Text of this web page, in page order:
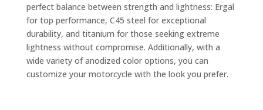
perfect balance between strength and lightness: Ergal
for top performance, C45 steel for exceptional
durability, and titanium for those seeking extreme
lightness without compromise. Additionally, with a
wide variety of anodized color options, you can
customize your motorcycle with the look you prefer.